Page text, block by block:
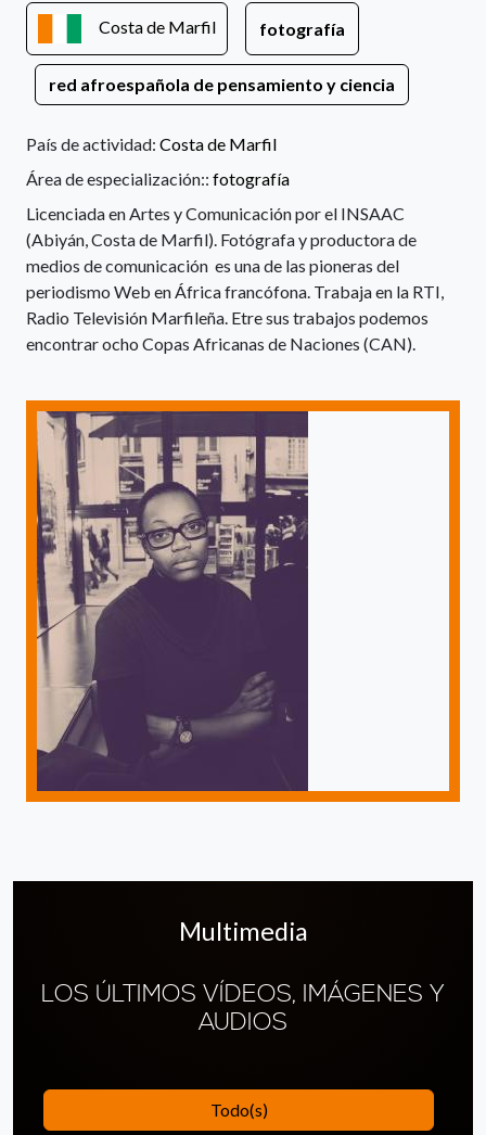
Costa de Marfil fotografía
red afroespañola de pensamiento y ciencia
País de actividad: Costa de Marfil
Área de especialización:: fotografía
Licenciada en Artes y Comunicación por el INSAAC
(Abiyán, Costa de Marfil). Fotógrafa y productora de
medios de comunicación es una de las pioneras del
periodismo Web en África francófona. Trabaja en la RTI,
Radio Televisión Marfileña. Etre sus trabajos podemos
encontrar ocho Copas Africanas de Naciones (CAN).
Multimedia
LOS ÚLTIMOS VÍDEOS, IMÁGENES Y
AUDIOS
Todo(s)